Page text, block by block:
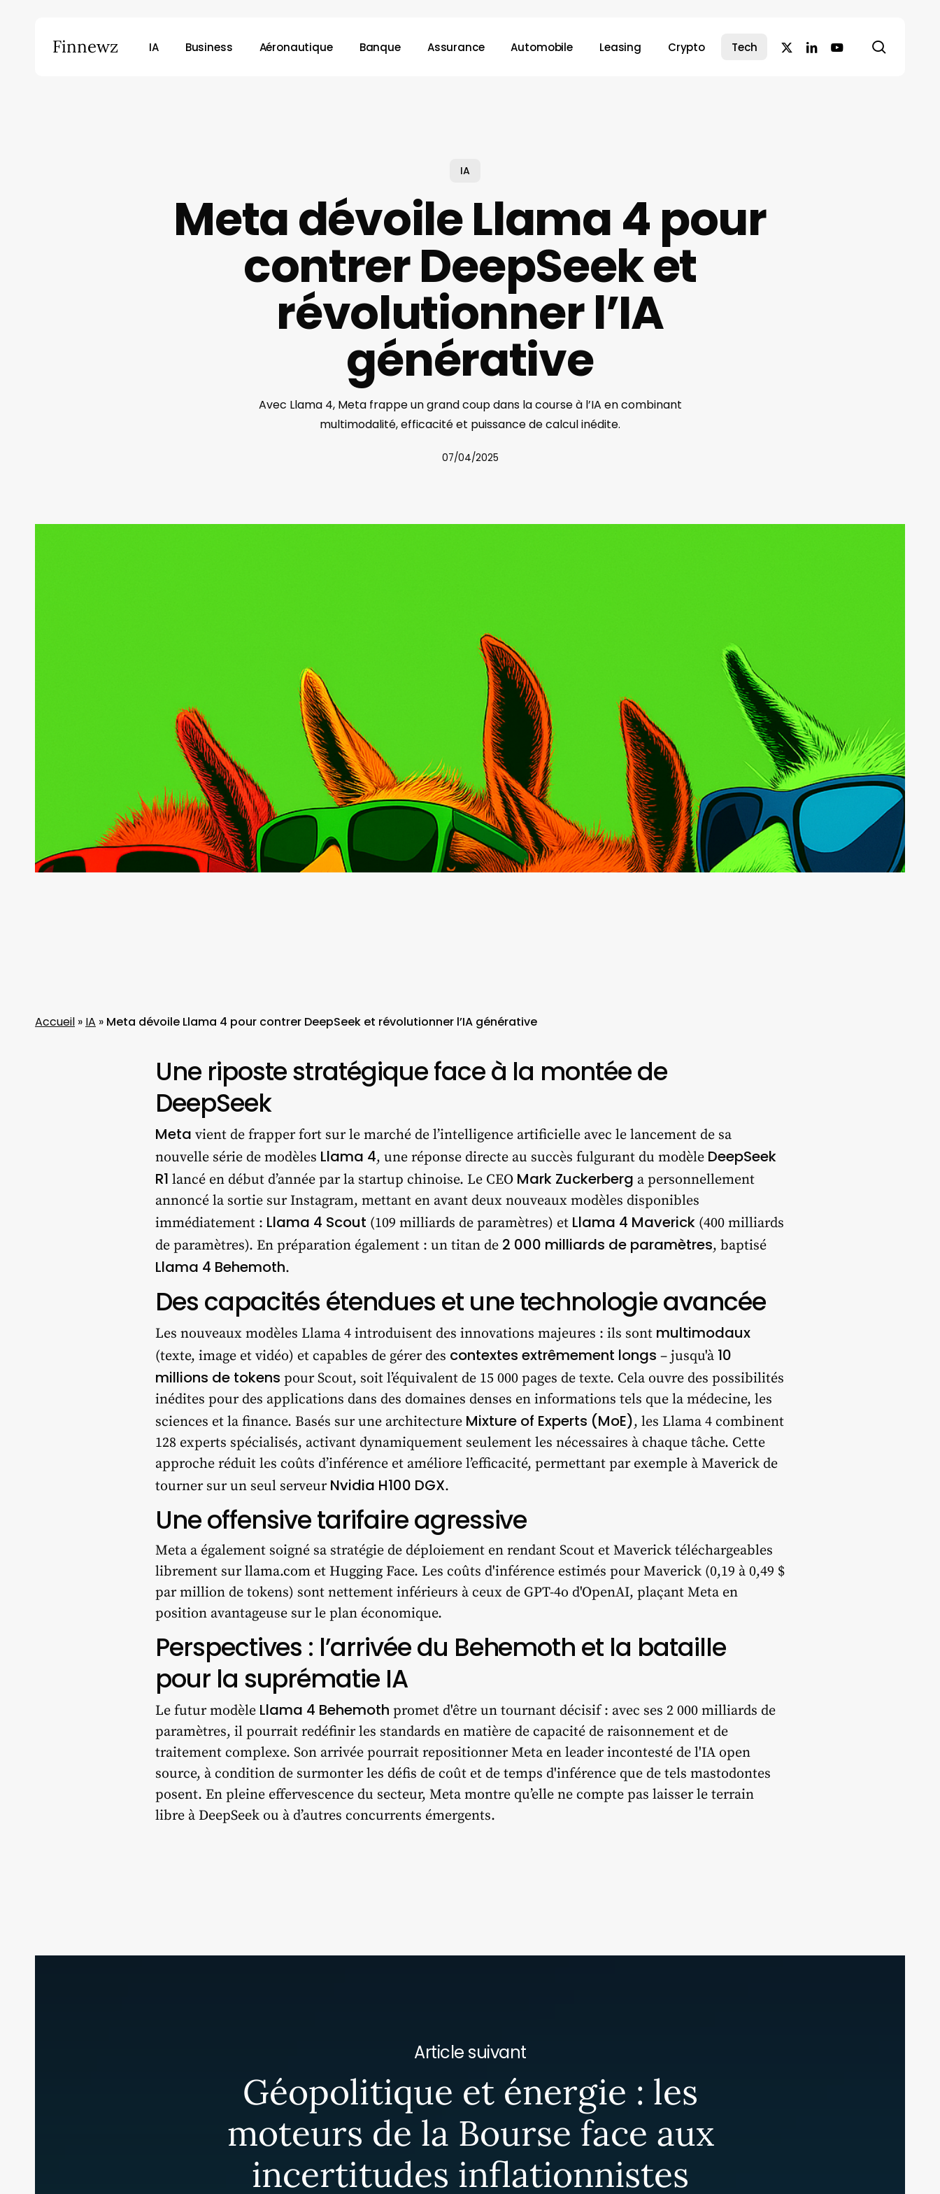
Finnewz IA Business Aéronautique Banque Assurance Automobile Leasing Crypto Tech
x-
linkedinyoutube
IA
Meta dévoile Llama 4 pour
contrer DeepSeek et
révolutionner l’IA
générative
Avec Llama 4, Meta frappe un grand coup dans la course à l’IA en combinant
multimodalité, efficacité et puissance de calcul inédite.
07/04/2025
Accueil » IA » Meta dévoile Llama 4 pour contrer DeepSeek et révolutionner l’IA générative
Une riposte stratégique face à la montée de
DeepSeek
Meta vient de frapper fort sur le marché de l’intelligence artificielle avec le lancement de sa
nouvelle série de modèles Llama 4, une réponse directe au succès fulgurant du modèle DeepSeek
R1 lancé en début d’année par la startup chinoise. Le CEO Mark Zuckerberg a personnellement
annoncé la sortie sur Instagram, mettant en avant deux nouveaux modèles disponibles
immédiatement : Llama 4 Scout (109 milliards de paramètres) et Llama 4 Maverick (400 milliards
de paramètres). En préparation également : un titan de 2 000 milliards de paramètres, baptisé
Llama 4 Behemoth.
Des capacités étendues et une technologie avancée
Les nouveaux modèles Llama 4 introduisent des innovations majeures : ils sont multimodaux
(texte, image et vidéo) et capables de gérer des contextes extrêmement longs – jusqu'à 10
millions de tokens pour Scout, soit l’équivalent de 15 000 pages de texte. Cela ouvre des possibilités
inédites pour des applications dans des domaines denses en informations tels que la médecine, les
sciences et la finance. Basés sur une architecture Mixture of Experts (MoE), les Llama 4 combinent
128 experts spécialisés, activant dynamiquement seulement les nécessaires à chaque tâche. Cette
approche réduit les coûts d’inférence et améliore l’efficacité, permettant par exemple à Maverick de
tourner sur un seul serveur Nvidia H100 DGX.
Une offensive tarifaire agressive
Meta a également soigné sa stratégie de déploiement en rendant Scout et Maverick téléchargeables
librement surllama.com et Hugging Face. Les coûts d'inférence estimés pour Maverick (0,19 à 0,49 $
par million de tokens) sont nettement inférieurs à ceux de GPT-4o d'OpenAI, plaçant Meta en
position avantageuse sur le plan économique.
Perspectives : l’arrivée du Behemoth et la bataille
pour la suprématie IA
Le futur modèle Llama 4 Behemoth promet d'être un tournant décisif : avec ses 2 000 milliards de
paramètres, il pourrait redéfinir les standards en matière de capacité de raisonnement et de
traitement complexe. Son arrivée pourrait repositionner Meta en leader incontesté de l'IA open
source, à condition de surmonter les défis de coût et de temps d'inférence que de tels mastodontes
posent. En pleine effervescence du secteur, Meta montre qu’elle ne compte pas laisser le terrain
libre à DeepSeek ou à d’autres concurrents émergents.
Article suivant
Géopolitique et énergie : les
moteurs de la Bourse face aux
incertitudes inflationnistes